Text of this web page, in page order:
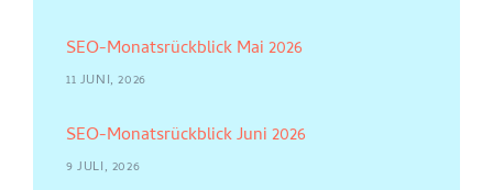
SEO-Monatsrückblick Mai 2026
11 JUNI, 2026
SEO-Monatsrückblick Juni 2026
9 JULI, 2026